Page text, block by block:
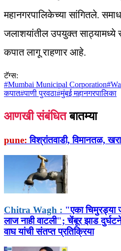
महानगरपालिकेच्या सांगितले.
जलाशयांतील उपयुक्त साठ्यामध्ये
कपात लागू राहणार आहे.
टॅग्स:
#Mumbai Municipal Corporation#
कपात#पाणी पुरवठा#मुंबई महानगरपालिका
आणखी संबंधित बातम्या
pune: विश्रांतवाडी, विमानतळ,
Chitra Wagh : "एका चिमुरड्या
लाज नाही वाटली"; चेंबूर झाड
वाघ यांची संतप्त प्रतिक्रिया